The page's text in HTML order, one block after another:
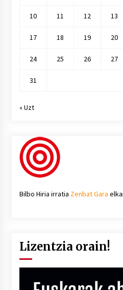
10 11 12 13
17 18 19 20
24 25 26 27
31
« Uzt
Bilbo Hiria irratia Zenbat Gara
Lizentzia orain!